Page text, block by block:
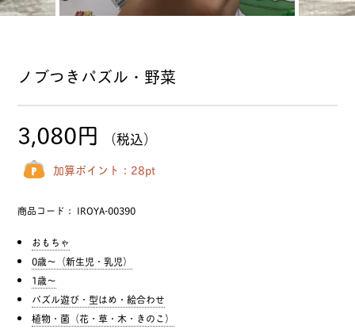
ノブつきパズル・野菜
3,080円 （税込）
加算ポイント： 28pt
商品コード： IROYA-00390
おもちゃ
0歳〜（新生児・乳児）
1歳〜
パズル遊び・型はめ・絵合わせ
植物・菌（花・草・木・きのこ）